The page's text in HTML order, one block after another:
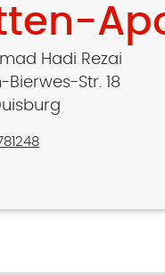
Hadi Rezai
Bierwes-Str. 18